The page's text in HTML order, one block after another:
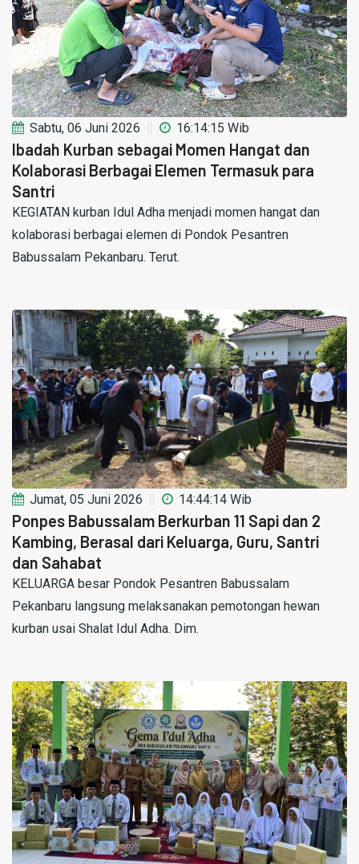
Sabtu, 06 Juni 2026 16:14:15 Wib
Ibadah Kurban sebagai Momen Hangat dan
Kolaborasi Berbagai Elemen Termasuk para
Santri
KEGIATAN kurban Idul Adha menjadi momen hangat dan
kolaborasi berbagai elemen di Pondok Pesantren
Babussalam Pekanbaru. Terut.
Jumat, 05 Juni 2026 14:44:14 Wib
Ponpes Babussalam Berkurban 11 Sapi dan 2
Kambing, Berasal dari Keluarga, Guru, Santri
dan Sahabat
KELUARGA besar Pondok Pesantren Babussalam
Pekanbaru langsung melaksanakan pemotongan hewan
kurban usai Shalat Idul Adha. Dim.